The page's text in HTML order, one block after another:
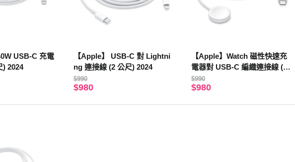
USB-C 充電
) 2024
【Apple】 USB-C 對 Lightni
ng 連接線 (2 公尺) 2024
$990
$980
【Apple】Watch 磁性快速充
電器對 USB-C 編織連接線 (1
公尺)
$990
$980